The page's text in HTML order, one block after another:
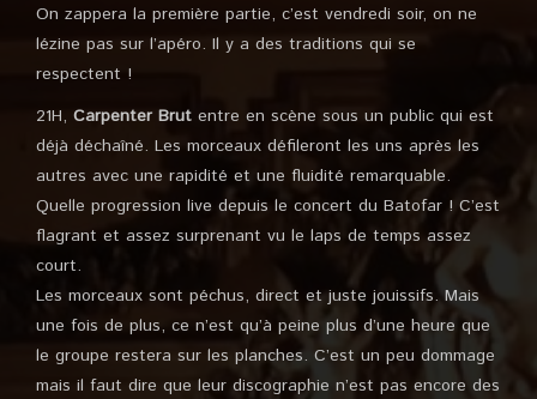
On zappera la première partie, c’est vendredi soir, on ne
lézine pas sur l’apéro. Il y a des traditions qui se
respectent !
21H, Carpenter Brut entre en scène sous un public qui est
déjà déchaîné. Les morceaux défileront les uns après les
autres avec une rapidité et une fluidité remarquable.
Quelle progression live depuis le concert du Batofar ! C’est
flagrant et assez surprenant vu le laps de temps assez
court.
Les morceaux sont péchus, direct et juste jouissifs. Mais
une fois de plus, ce n’est qu’à peine plus d’une heure que
le groupe restera sur les planches. C’est un peu dommage
mais il faut dire que leur discographie n’est pas encore des